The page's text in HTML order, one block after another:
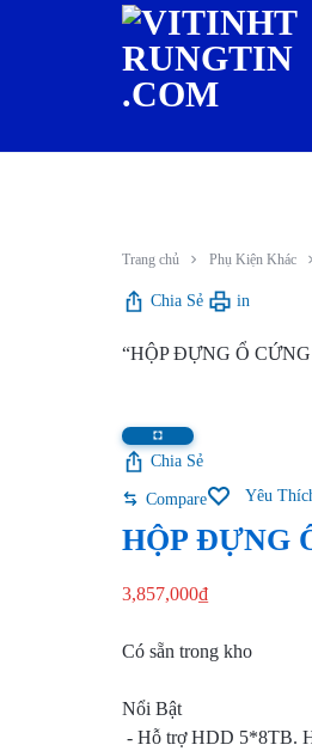
THIẾT
KẾ
VÀ
CÔNG
HẠ
TẦNG
LÝ
Trang chủ Phụ Kiện Khác
Chia Sẻ in
“HỘP ĐỰNG Ổ CỨNG
Chia Sẻ
Compare Yêu
HỘP ĐỰNG
3,857,000₫
Có sẵn trong kho
Nổi Bật
- Hỗ trợ HDD 5*8TB.